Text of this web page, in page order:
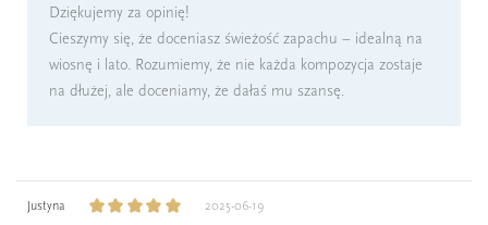
Dziękujemy za opinię!
Cieszymy się, że doceniasz świeżość zapachu – idealną na
wiosnę i lato. Rozumiemy, że nie każda kompozycja zostaje
na dłużej, ale doceniamy, że dałaś mu szansę.
Justyna 2025-06-19